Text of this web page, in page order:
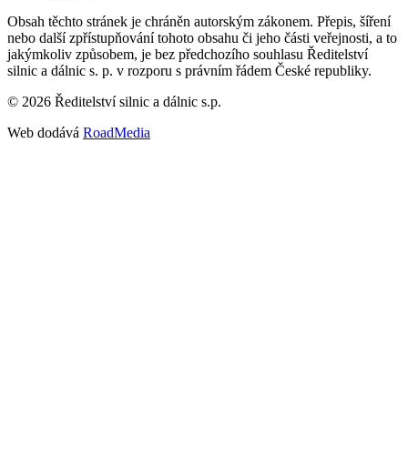
Obsah těchto stránek je chráněn autorským zákonem. Přepis, šíření
nebo další zpřístupňování tohoto obsahu či jeho části veřejnosti, a to
jakýmkoliv způsobem, je bez předchozího souhlasu Ředitelství
silnic a dálnic s. p. v rozporu s právním řádem České republiky.
© 2026 Ředitelství silnic a dálnic s.p.
Web dodává RoadMedia